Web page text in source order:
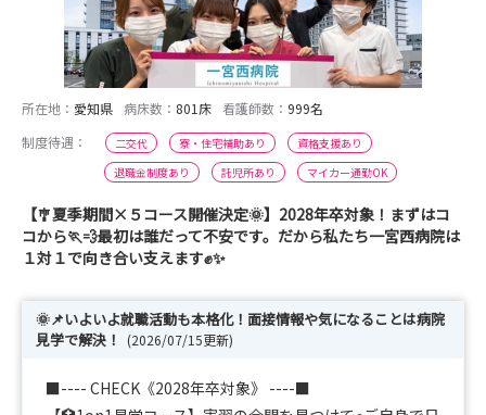
所在地： 愛知県 病床数： 801床 看護師数： 999名
制度待遇：
二交代 寮・住宅補助あり
資格支援あり
退職金制度あり
託児所あり マイカー通勤OK
【🎐夏季期間×５コース開催決定🌞】2028年卒対象！まずはコ
コから🏃💨最初は誰だって不安です。だから私たち一宮西病院は
１対１で向き合い支えます✊✨
🌞📌いよいよ就職活動も本格化！面接情報や気になることは病院
見学で解決！
(2026/07/15更新)
■---- CHECK《2028年卒対象》 ----■